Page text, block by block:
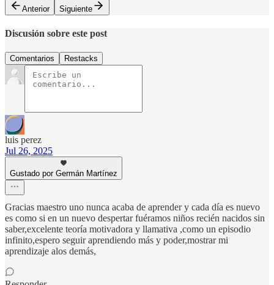
Anterior
Siguiente
Discusión sobre este post
Comentarios Restacks
luis perez
Jul 26, 2025
Gustado por Germán Martínez
Gracias maestro uno nunca acaba de aprender y cada día es nuevo
es como si en un nuevo despertar fuéramos niños recién nacidos sin
saber,excelente teoría motivadora y llamativa ,como un episodio
infinito,espero seguir aprendiendo más y poder,mostrar mi
aprendizaje alos demás,